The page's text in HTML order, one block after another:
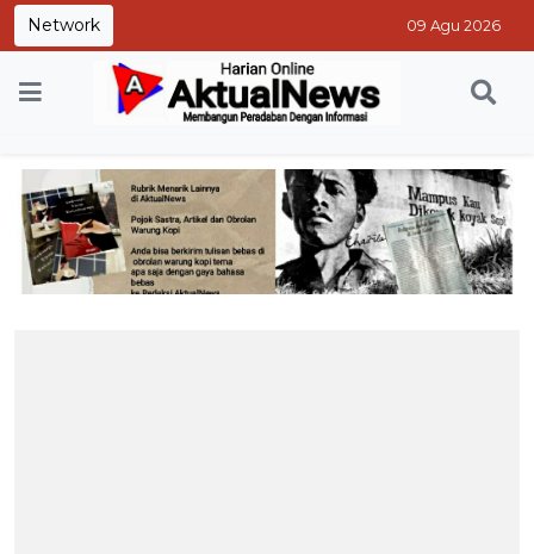
Network 09 Agu 2026